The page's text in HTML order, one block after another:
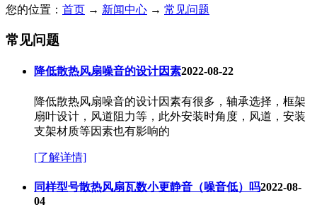
您的位置： 首页 → 新闻中心 → 常见问题
常见问题
降低散热风扇噪音的设计因素2022-08-22
降低散热风扇噪音的设计因素有很多，轴承选择，框架
扇叶设计，风道阻力等，此外安装时角度，风道，安装
支架材质等因素也有影响的
[了解详情]
同样型号散热风扇瓦数小更静音（噪音低）吗2022-08-
04